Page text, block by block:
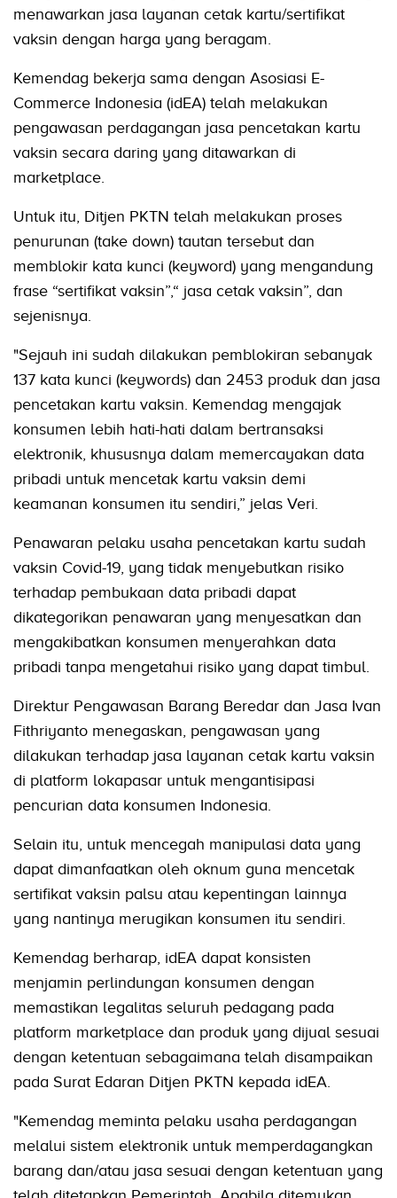
menawarkan jasa layanan cetak kartu/sertifikat
vaksin dengan harga yang beragam.
Kemendag bekerja sama dengan Asosiasi E-
Commerce Indonesia (idEA) telah melakukan
pengawasan perdagangan jasa pencetakan kartu
vaksin secara daring yang ditawarkan di
marketplace.
Untuk itu, Ditjen PKTN telah melakukan proses
penurunan (take down) tautan tersebut dan
memblokir kata kunci (keyword) yang mengandung
frase “sertifikat vaksin”,“ jasa cetak vaksin”, dan
sejenisnya.
"Sejauh ini sudah dilakukan pemblokiran sebanyak
137 kata kunci (keywords) dan 2453 produk dan jasa
pencetakan kartu vaksin. Kemendag mengajak
konsumen lebih hati-hati dalam bertransaksi
elektronik, khususnya dalam memercayakan data
pribadi untuk mencetak kartu vaksin demi
keamanan konsumen itu sendiri,” jelas Veri.
Penawaran pelaku usaha pencetakan kartu sudah
vaksin Covid-19, yang tidak menyebutkan risiko
terhadap pembukaan data pribadi dapat
dikategorikan penawaran yang menyesatkan dan
mengakibatkan konsumen menyerahkan data
pribadi tanpa mengetahui risiko yang dapat timbul.
Direktur Pengawasan Barang Beredar dan Jasa Ivan
Fithriyanto menegaskan, pengawasan yang
dilakukan terhadap jasa layanan cetak kartu vaksin
di platform lokapasar untuk mengantisipasi
pencurian data konsumen Indonesia.
Selain itu, untuk mencegah manipulasi data yang
dapat dimanfaatkan oleh oknum guna mencetak
sertifikat vaksin palsu atau kepentingan lainnya
yang nantinya merugikan konsumen itu sendiri.
Kemendag berharap, idEA dapat konsisten
menjamin perlindungan konsumen dengan
memastikan legalitas seluruh pedagang pada
platform marketplace dan produk yang dijual sesuai
dengan ketentuan sebagaimana telah disampaikan
pada Surat Edaran Ditjen PKTN kepada idEA.
"Kemendag meminta pelaku usaha perdagangan
melalui sistem elektronik untuk memperdagangkan
barang dan/atau jasa sesuai dengan ketentuan yang